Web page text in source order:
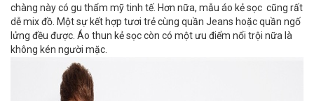
chàng này có gu thẩm mỹ tinh tế. Hơn nữa, mẫu áo kẻ sọc cũng rất
dễ mix đồ. Một sự kết hợp tươi trẻ cùng quần Jeans hoặc quần ngố
lửng đều được. Áo thun kẻ sọc còn có một ưu điểm nổi trội nữa là
không kén người mặc.